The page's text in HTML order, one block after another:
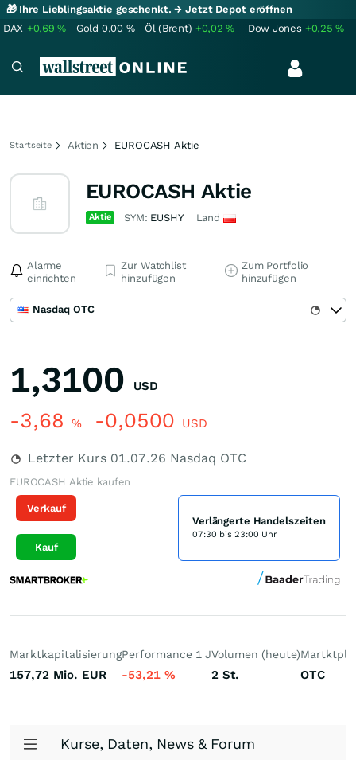
🎁 Ihre Lieblingsaktie geschenkt.→ Jetzt Depot eröffnen
DAX +0,69% Gold 0,00 % Öl (Brent) +0,02% Dow Jones +0,25%
Startseite Aktien EUROCASH Aktie
EUROCASH Aktie
Aktie SYM: EUSHY Land
Alarme
einrichten
Zur Watchlist
hinzufügen
Zum Portfolio
hinzufügen
Nasdaq OTC
1,3100 USD
-3,68 % -0,0500 USD
Letzter Kurs 01.07.26 Nasdaq OTC
EUROCASH Aktie kaufen
Verkauf
Kauf
Verlängerte Handelszeiten
07:30 bis 23:00 Uhr
Marktkapitalisierung
157,72 Mio. EUR
Performance 1 J
-53,21 %
Volumen (heute)
2 St. OTC
Kurse, Daten, News & Forum